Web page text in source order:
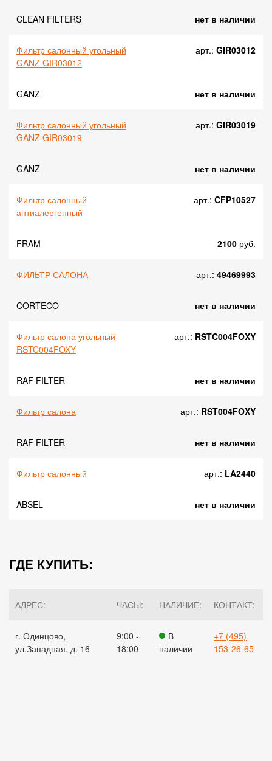
CLEAN FILTERS нет в наличии
Фильтр салонный угольный
GANZ GIR03012
арт.: GIR03012
GANZ нет в наличии
Фильтр салонный угольный
GANZ GIR03019
арт.: GIR03019
GANZ нет в наличии
Фильтр салонный
антиалергенный
арт.: CFP10527
FRAM 2100 руб.
ФИЛЬТР САЛОНА арт.: 49469993
CORTECO нет в наличии
Фильтр салона угольный
RSTC004FOXY
арт.: RSTC004FOXY
RAF FILTER нет в наличии
Фильтр салона арт.: RST004FOXY
RAF FILTER нет в наличии
Фильтр салонный арт.: LA2440
ABSEL нет в наличии
ГДЕ КУПИТЬ:
АДРЕС: ЧАСЫ: НАЛИЧИЕ: КОНТАКТ:
г. Одинцово,
ул.Западная, д. 16
9:00 -
18:00
В
наличии
+7 (495)
153-26-65